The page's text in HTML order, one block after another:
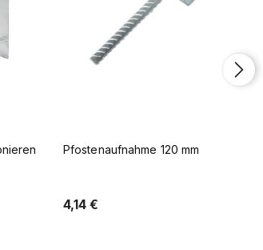
Pfostenaufnahme 120 mm
4,14 €